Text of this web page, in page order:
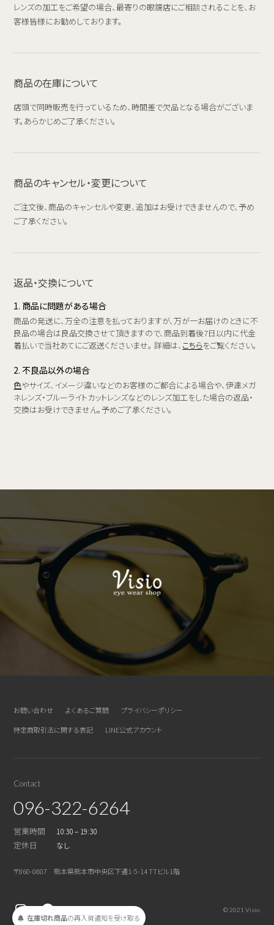
レンズの加工をご希望の場合、最寄りの眼鏡店にご相談されることを、お
客様皆様にお勧めしております。
商品の在庫について
店頭で同時販売を行っているため、時間差で欠品となる場合がございま
す。あらかじめご了承ください。
商品のキャンセル・変更について
ご注文後、商品のキャンセルや変更、追加はお受けできませんので、予め
ご了承ください。
返品・交換について
1. 商品に問題がある場合
商品の発送に、万全の注意を払っておりますが、万が一お届けのときに不
良品の場合は良品交換させて頂きますので、商品到着後7日以内に代金
着払いで当社あてにご返送くださいませ。 詳細は、 こちらをご覧ください。
2. 不良品以外の場合
色やサイズ、イメージ違いなどのお客様のご都合による場合や、伊達メガ
ネレンズ・ブルーライトカットレンズなどのレンズ加工をした場合の返品・
交換はお受けできません。予めご了承ください。
お問い合わせ よくあるご質問
プライバシーポリシー
特定商取引法に関する表記
LINE公式アカウント
Contact
096-322-6264
営業時間 10:30 – 19:30
定休日 なし
〒860-0807 熊本県熊本市中央区下通1-5-14 TTビル1階
© 2021 Visio.
在庫切れ商品の再入荷通知を受け取る